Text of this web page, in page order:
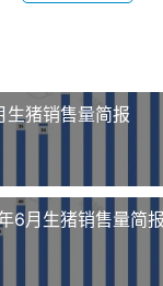
猪销售量简报
6月生猪销售量简报